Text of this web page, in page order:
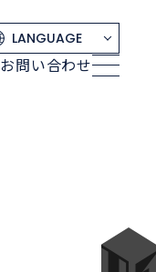
お問い合わせ